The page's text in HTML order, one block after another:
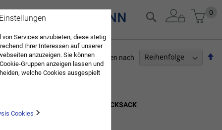
Zum
Inhalt
0
Suche
Sortieren nach
PFLEGETASCHEN & NOTFALLRUCKSACK
PFLEGEBEDARF
Services anzubieten, diese stetig
Ihrer Interessen auf unserer
anzuzeigen. Sie können
Gruppen anzeigen lassen und
welche Cookies ausgespielt
Cookies